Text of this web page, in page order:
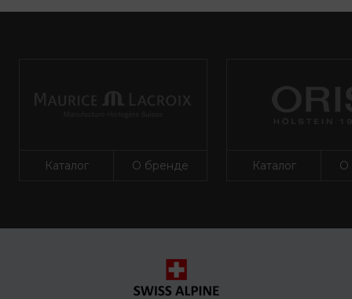
Каталог О бренде Каталог О